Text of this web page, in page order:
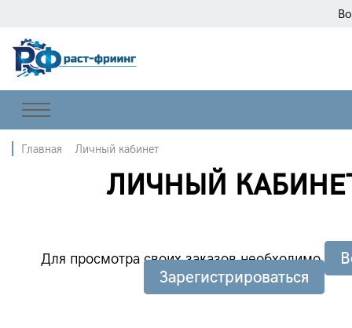
Главная Личный кабинет
ЛИЧНЫЙ
Для просмотра своих заказов необходимо
Зарегистрироваться